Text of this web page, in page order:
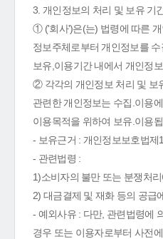
3. 개인정보의 처리 및 보유 기
① ('회사')은(는) 법령에 따른
정보주체로부터 개인정보를
보유,이용기간 내에서 개인정
② 각각의 개인정보 처리 및 보
관련한 개인정보는 수집.이용
이용목적을 위하여 보유.이용
- 보유근거 : 개인정보보호법제
- 관련법령 :
1)소비자의 불만 또는 분쟁처
2) 대금결제 및 재화 등의 공급
- 예외사유 : 다만, 관련법령에
경우 또는 이용자로부터 사전